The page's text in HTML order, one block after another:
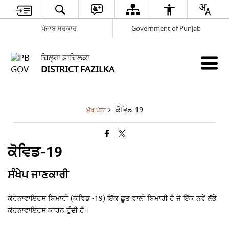
ਪੰਜਾਬ ਸਰਕਾਰ Government of Punjab
ਜ਼ਿਲ੍ਹਾ ਫ਼ਾਜ਼ਿਲਕਾ
DISTRICT FAZILKA
ਮੁੱਖ ਪੰਨਾ ਕੋਵਿਡ-19
ਕੋਵਿਡ-19
ਸੰਖੇਪ ਜਾਣਕਾਰੀ
ਕੋਰੋਨਾਵਾਇਰਸ ਬਿਮਾਰੀ (ਕੋਵਿਡ -19) ਇੱਕ ਛੂਤ ਵਾਲੀ ਬਿਮਾਰੀ ਹੈ ਜੋ ਇੱਕ ਨਵੇਂ ਲੱਭੇ
ਕੋਰੋਨਾਵਾਇਰਸ ਕਾਰਨ ਹੁੰਦੀ ਹੈ।